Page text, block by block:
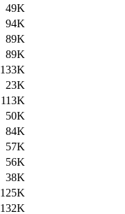
49K
94K
89K
89K
133K
23K
113K
50K
84K
57K
56K
38K
125K
132K